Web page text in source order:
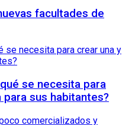
facultades de
se necesita para
para sus habitantes?